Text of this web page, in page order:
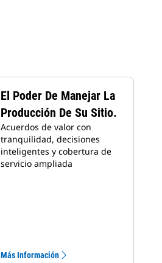
El Poder De Manejar La
Producción De Su Sitio.
Acuerdos de valor con
tranquilidad, decisiones
inteligentes y cobertura de
servicio ampliada
Más Información